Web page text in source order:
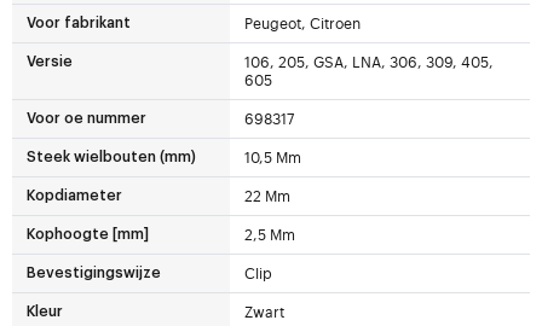
Voor fabrikant Peugeot, Citroen
Versie
106, 205, GSA, LNA, 306, 309, 405,
605
Voor oe nummer 698317
Steek wielbouten (mm) 10,5 Mm
Kopdiameter 22 Mm
Kophoogte [mm] 2,5 Mm
Bevestigingswijze Clip
Kleur Zwart